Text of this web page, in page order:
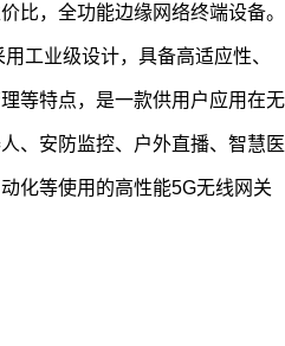
比，全功能边缘网络终端设备。
工业级设计，具备高适应性、
等特点，是一款供用户应用在无
、安防监控、户外直播、智慧医
化等使用的高性能5G无线网关